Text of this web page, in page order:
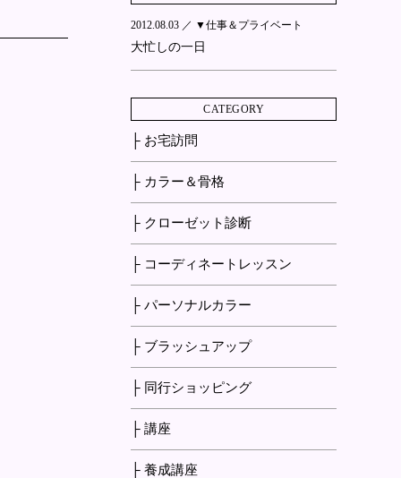
2012.08.03 ／ ▼仕事＆プライベート
大忙しの一日
CATEGORY
├ お宅訪問
├ カラー＆骨格
├ クローゼット診断
├ コーディネートレッスン
├ パーソナルカラー
├ ブラッシュアップ
├ 同行ショッピング
├ 講座
├ 養成講座